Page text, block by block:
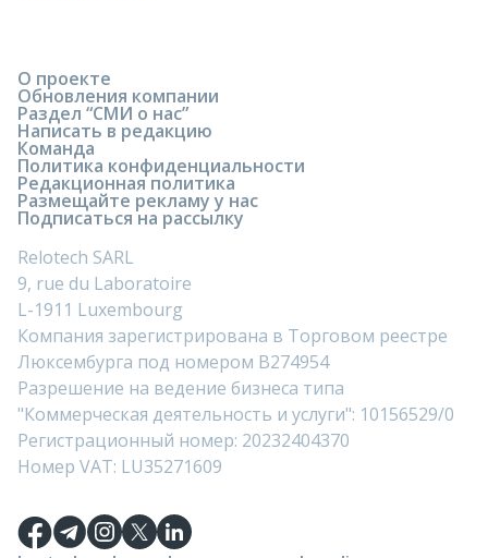
О проекте
Обновления компании
Раздел “СМИ о нас”
Написать в редакцию
Команда
Политика конфиденциальности
Редакционная политика
Размещайте рекламу у нас
Подписаться на рассылку
Relotech SARL
9, rue du Laboratoire
L-1911 Luxembourg
Компания зарегистрирована в Торговом реестре
Люксембурга под номером B274954
Разрешение на ведение бизнеса типа
"Коммерческая деятельность и услуги": 10156529/0
Регистрационный номер: 20232404370
Номер VAT: LU35271609